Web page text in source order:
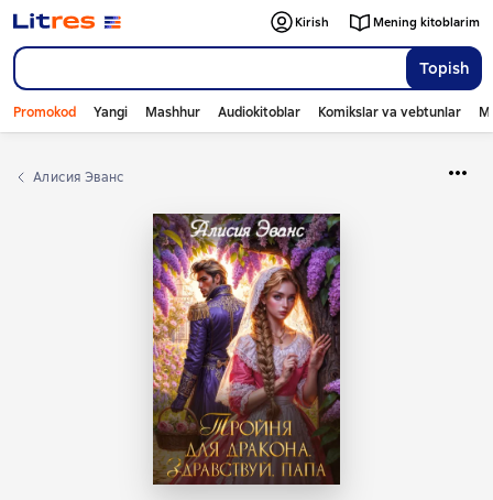
Topish
Kirish Mening kitoblarim
Promokod Yangi Mashhur Audiokitoblar Komikslar va vebtunlar
Алисия Эванс